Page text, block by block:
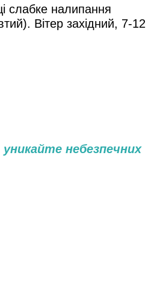
слабке налипання
Вітер західний, 7-12
небезпечних